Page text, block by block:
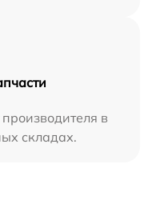
в
складах.